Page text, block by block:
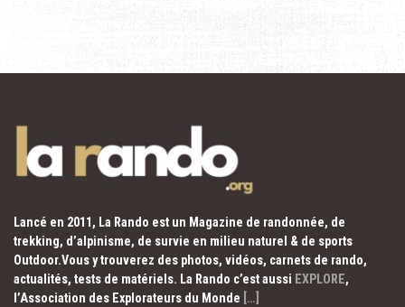
Lancé en 2011, La Rando est un Magazine de randonnée, de
trekking, d’alpinisme, de survie en milieu naturel & de sports
Outdoor.Vous y trouverez des photos, vidéos, carnets de rando,
actualités, tests de matériels. La Rando c’est aussi EXPLORE,
l’Association des Explorateurs du Monde […]